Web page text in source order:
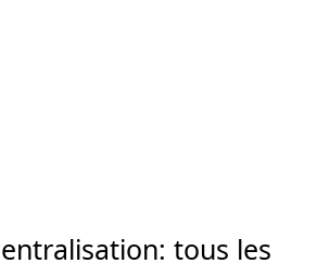
tous les